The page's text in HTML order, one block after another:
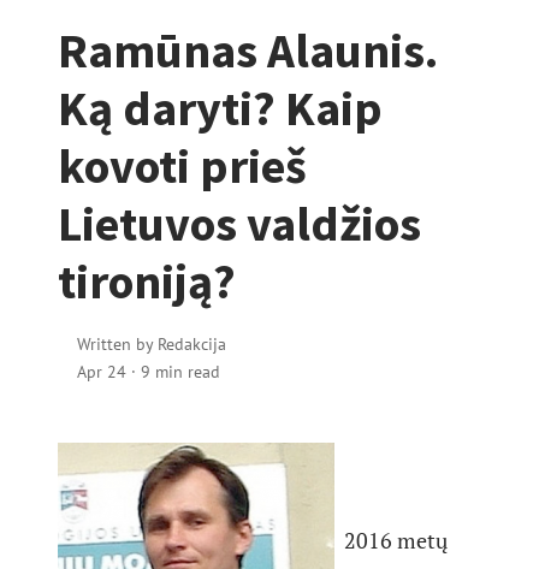
Ramūnas Alaunis.
Ką daryti? Kaip
kovoti prieš
Lietuvos valdžios
tironiją?
Written by Redakcija
Apr 24 · 9 min read
2016 metų